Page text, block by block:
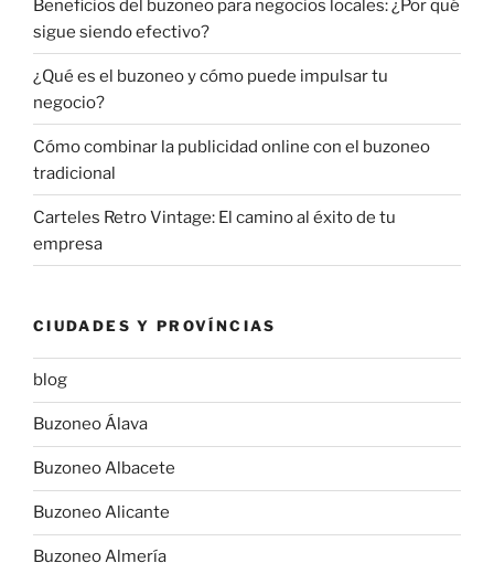
Beneficios del buzoneo para negocios locales: ¿Por qué
sigue siendo efectivo?
¿Qué es el buzoneo y cómo puede impulsar tu
negocio?
Cómo combinar la publicidad online con el buzoneo
tradicional
Carteles Retro Vintage: El camino al éxito de tu
empresa
CIUDADES Y PROVÍNCIAS
blog
Buzoneo Álava
Buzoneo Albacete
Buzoneo Alicante
Buzoneo Almería